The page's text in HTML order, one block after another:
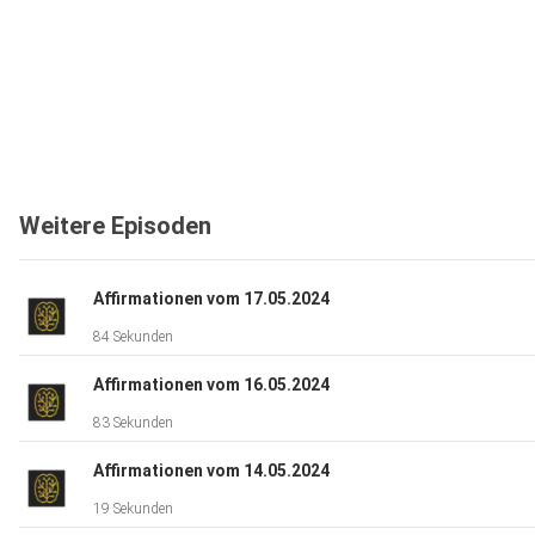
Weitere Episoden
Affirmationen vom 17.05.2024
84 Sekunden
Affirmationen vom 16.05.2024
83 Sekunden
Affirmationen vom 14.05.2024
19 Sekunden